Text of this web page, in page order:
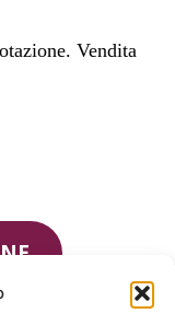
Vendita